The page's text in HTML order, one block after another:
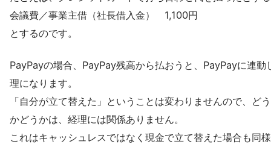
会議費／事業主借（社長借入金） 1,100円
とするのです。
PayPayの場合、PayPay残高から払おうと、PayPayに連
理になります。
「自分が立て替えた」ということは変わりませんので、ど
かどうかは、経理には関係ありません。
これはキャッシュレスではなく現金で立て替えた場合も同